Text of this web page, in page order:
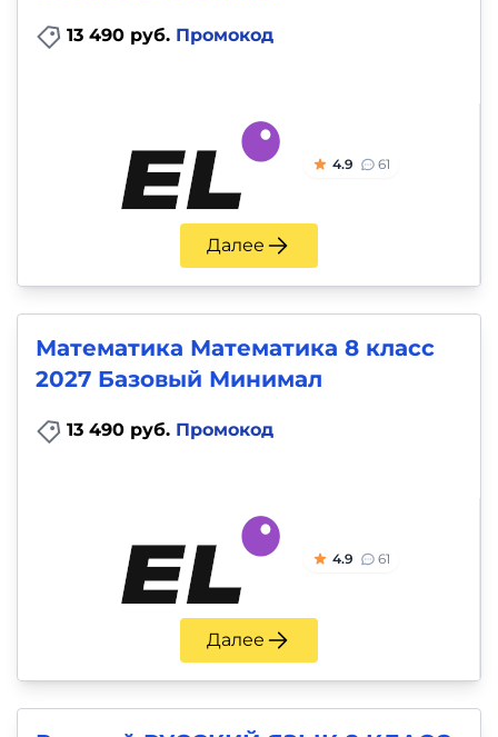
13 490 руб. Промокод
4.9 61
Далее
Математика Математика 8 класс
2027 Базовый Минимал
13 490 руб. Промокод
4.9 61
Далее